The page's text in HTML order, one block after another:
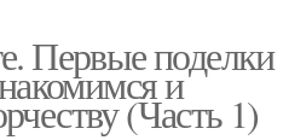
Первые поделки
и
(Часть 1)